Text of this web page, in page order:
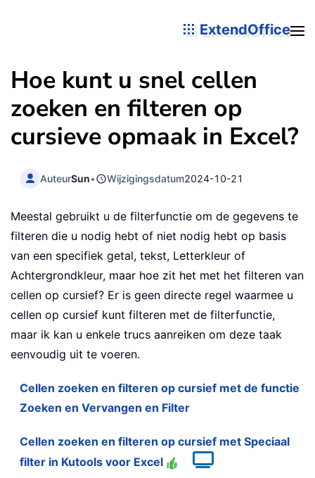
ExtendOffice
Hoe kunt u snel cellen
zoeken en filteren op
cursieve opmaak in Excel?
AuteurSun• Wijzigingsdatum2024-10-21
Meestal gebruikt u de filterfunctie om de gegevens te
filteren die u nodig hebt of niet nodig hebt op basis
van een specifiek getal, tekst, Letterkleur of
Achtergrondkleur, maar hoe zit het met het filteren van
cellen op cursief? Er is geen directe regel waarmee u
cellen op cursief kunt filteren met de filterfunctie,
maar ik kan u enkele trucs aanreiken om deze taak
eenvoudig uit te voeren.
Cellen zoeken en filteren op cursief met de functie
Zoeken en Vervangen en Filter
Cellen zoeken en filteren op cursief met Speciaal
filter in Kutools voor Excel